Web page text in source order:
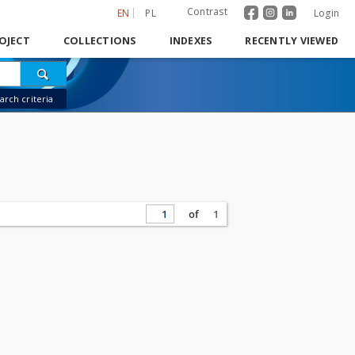
EN PL Contrast Login
COLLECTIONS INDEXES RECENTLY VIEWED
criteria
of 1